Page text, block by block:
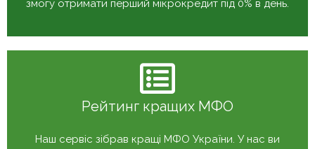
змогу отримати перший мікрокредит під 0% в день.
Рейтинг кращих МФО
Наш сервіс зібрав кращі МФО України. У нас ви